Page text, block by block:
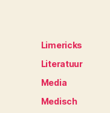
Limericks
Literatuur
Media
Medisch